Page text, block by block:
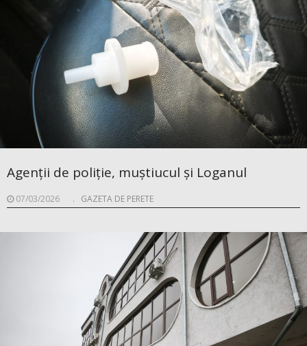
Agenții de poliție, muștiucul și Loganul
07/03/2026 . GAZETA DE PERETE